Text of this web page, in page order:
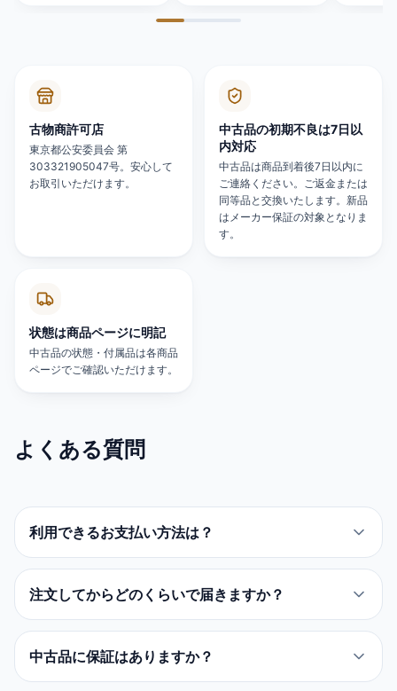
古物商許可店
東京都公安委員会 第
303321905047号。安心して
お取引いただけます。
中古品の初期不良は7日以
内対応
中古品は商品到着後7日以内に
ご連絡ください。ご返金または
同等品と交換いたします。新品
はメーカー保証の対象となりま
す。
状態は商品ページに明記
中古品の状態・付属品は各商品
ページでご確認いただけます。
よくある質問
利用できるお支払い方法は？
注文してからどのくらいで届きますか？
中古品に保証はありますか？